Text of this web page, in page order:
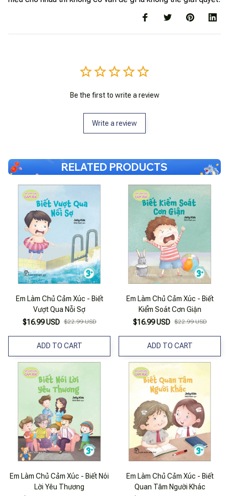
Be the first to write a review
Write a review
RELATED PRODUCTS
Em Làm Chủ Cảm Xúc - Biết
Vượt Qua Nỗi Sợ
$16.99 USD $22.99 USD
ADD TO CART
Em Làm Chủ Cảm Xúc - Biết
Kiểm Soát Cơn Giận
$16.99 USD $22.99 USD
ADD TO CART
Em Làm Chủ Cảm Xúc - Biết Nói
Lời Yêu Thương
Em Làm Chủ Cảm Xúc - Biết
Quan Tâm Người Khác